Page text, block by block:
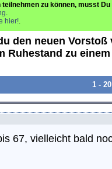
zu können, musst
.
hier!.
den neuen
Ruhestand zu
1 -
67, vielleicht bald